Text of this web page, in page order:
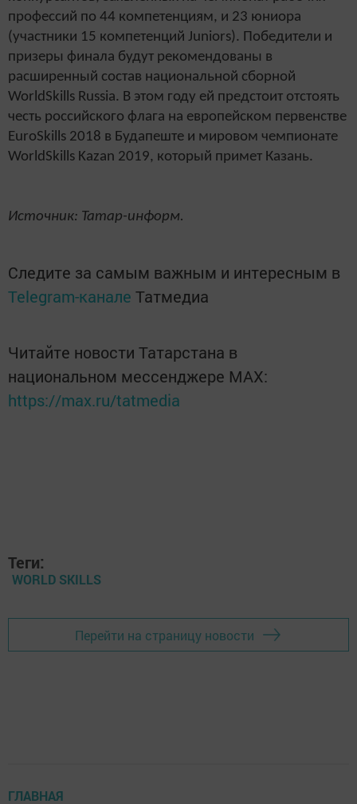
профессий по 44 компетенциям, и 23 юниора
(участники 15 компетенций Juniors). Победители и
призеры финала будут рекомендованы в
расширенный состав национальной сборной
WorldSkills Russia. В этом году ей предстоит отстоять
честь российского флага на европейском первенстве
EuroSkills 2018 в Будапеште и мировом чемпионате
WorldSkills Kazan 2019, который примет Казань.
Источник: Татар-информ.
Следите за самым важным и интересным в
Telegram-канале Татмедиа
Читайте новости Татарстана в
национальном мессенджере MАХ:
https://max.ru/tatmedia
Теги:
WORLD SKILLS
Перейти на страницу новости
ГЛАВНАЯ